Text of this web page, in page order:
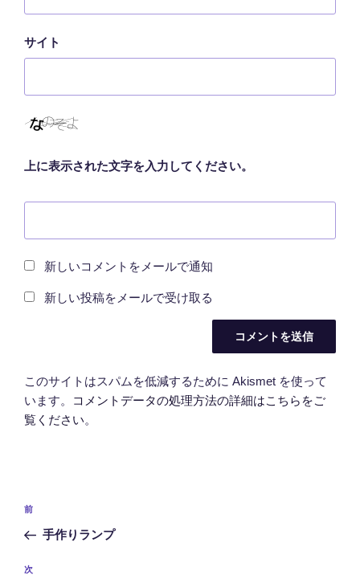
サイト
上に表示された文字を入力してください。
新しいコメントをメールで通知
新しい投稿をメールで受け取る
このサイトはスパムを低減するために Akismet を使って
います。
コメントデータの処理方法の詳細はこちらをご
覧ください。
投
ナ
ビ
前
の
稿
前
手作りランプ
次
次